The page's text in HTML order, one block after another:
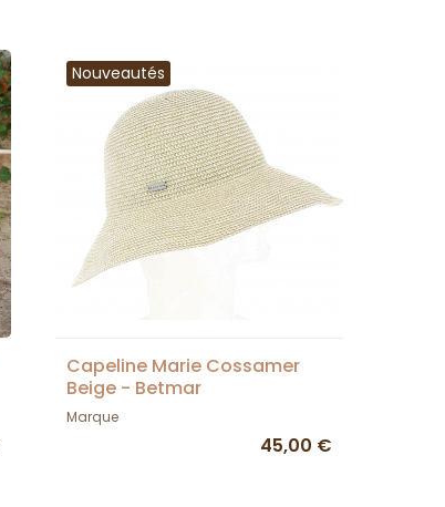
Nouveautés
Capeline Marie Cossamer
Beige - Betmar
Marque
45,00 €